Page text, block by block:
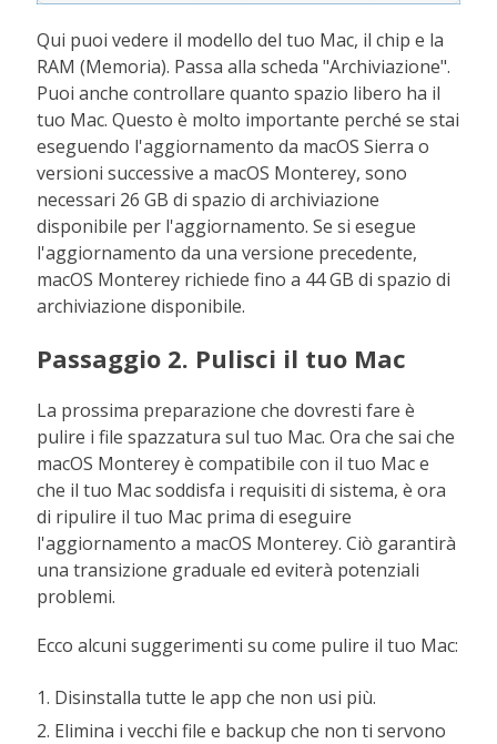
Qui puoi vedere il modello del tuo Mac, il chip e la
RAM (Memoria). Passa alla scheda "Archiviazione".
Puoi anche controllare quanto spazio libero ha il
tuo Mac. Questo è molto importante perché se stai
eseguendo l'aggiornamento da macOS Sierra o
versioni successive a macOS Monterey, sono
necessari 26 GB di spazio di archiviazione
disponibile per l'aggiornamento. Se si esegue
l'aggiornamento da una versione precedente,
macOS Monterey richiede fino a 44 GB di spazio di
archiviazione disponibile.
Passaggio 2. Pulisci il tuo Mac
La prossima preparazione che dovresti fare è
pulire i file spazzatura sul tuo Mac. Ora che sai che
macOS Monterey è compatibile con il tuo Mac e
che il tuo Mac soddisfa i requisiti di sistema, è ora
di ripulire il tuo Mac prima di eseguire
l'aggiornamento a macOS Monterey. Ciò garantirà
una transizione graduale ed eviterà potenziali
problemi.
Ecco alcuni suggerimenti su come pulire il tuo Mac:
1. Disinstalla tutte le app che non usi più.
2. Elimina i vecchi file e backup che non ti servono